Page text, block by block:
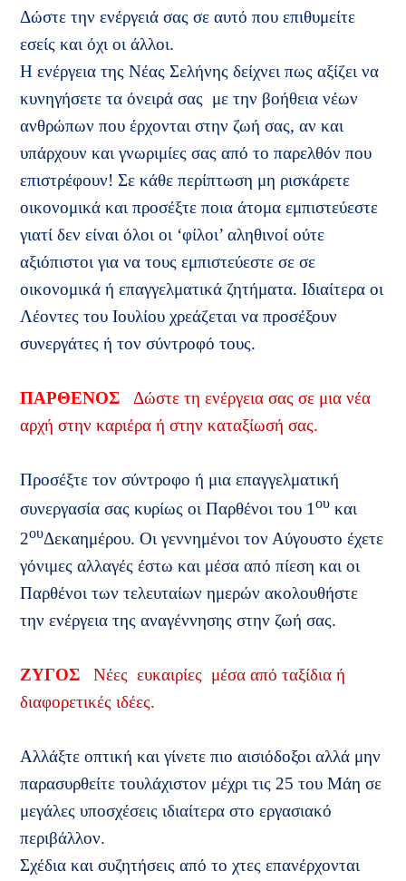
Δώστε την ενέργειά σας σε αυτό που επιθυμείτε
εσείς και όχι οι άλλοι.
Η ενέργεια της Νέας Σελήνης δείχνει πως αξίζει να
κυνηγήσετε τα όνειρά σας με την βοήθεια νέων
ανθρώπων που έρχονται στην ζωή σας, αν και
υπάρχουν και γνωριμίες σας από το παρελθόν που
επιστρέφουν! Σε κάθε περίπτωση μη ρισκάρετε
οικονομικά και προσέξτε ποια άτομα εμπιστεύεστε
γιατί δεν είναι όλοι οι ‘φίλοι’ αληθινοί ούτε
αξιόπιστοι για να τους εμπιστεύεστε σε σε
οικονομικά ή επαγγελματικά ζητήματα. Ιδιαίτερα οι
Λέοντες του Ιουλίου χρεάζεται να προσέξουν
συνεργάτες ή τον σύντροφό τους.
ΠΑΡΘΕΝΟΣ
Δώστε τη ενέργεια σας σε μια νέα
αρχή στην καριέρα ή στην καταξίωσή σας.
Προσέξτε τον σύντροφο ή μια επαγγελματική
συνεργασία σας κυρίως οι Παρθένοι του 1ου και
2ουΔεκαημέρου. Οι γεννημένοι τον Αύγουστο έχετε
γόνιμες αλλαγές έστω και μέσα από πίεση και οι
Παρθένοι των τελευταίων ημερών ακολουθήστε
την ενέργεια της αναγέννησης στην ζωή σας.
ΖΥΓΟΣ Νέες ευκαιρίες μέσα από ταξίδια ή
διαφορετικές ιδέες.
Αλλάξτε οπτική και γίνετε πιο αισιόδοξοι αλλά μην
παρασυρθείτε τουλάχιστον μέχρι τις 25 του Μάη σε
μεγάλες υποσχέσεις ιδιαίτερα στο εργασιακό
περιβάλλον.
Σχέδια και συζητήσεις από το χτες επανέρχονται